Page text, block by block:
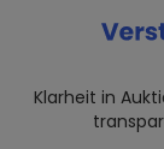
Klarheit in